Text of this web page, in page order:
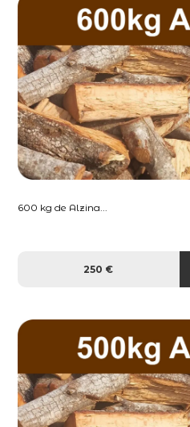
600 kg de Alzina...
250 €